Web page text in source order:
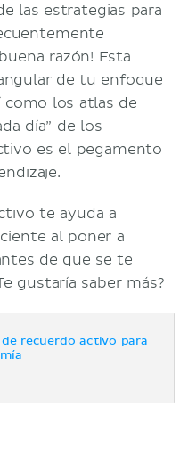
las estrategias para
razón! Esta
de tu enfoque
como los atlas de
día” de los
es el pegamento
te ayuda a
al poner a
de que se te
gustaría saber más?
recuerdo activo para